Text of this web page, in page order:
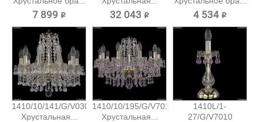
7 899 ₽ 32 043 ₽ 4 534 ₽
1410/10/141/G/V0300
Хрустальная...
1410/10/195/G/V7010
Хрустальная...
1410L/1-
27/G/V7010